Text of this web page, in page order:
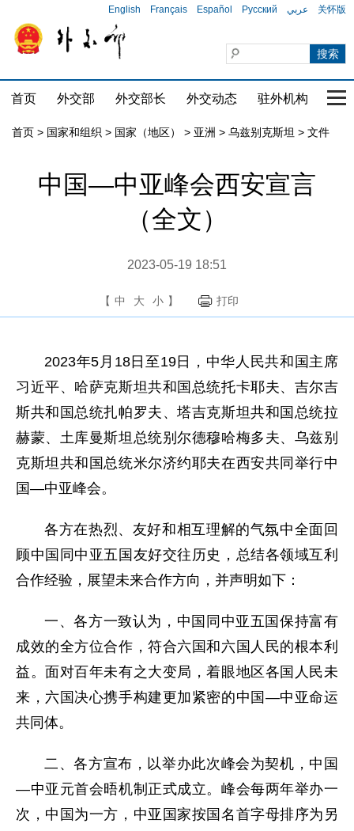
English Français Español Русский عربي 关怀版
首页 外交部 外交部长 外交动态 驻外机构 国
首页 > 国家和组织 > 国家（地区） > 亚洲 > 乌兹别克斯坦 > 文件
中国—中亚峰会西安宣言
（全文）
2023-05-19 18:51
【 中 大 小 】 打印
2023年5月18日至19日，中华人民共和国主席
习近平、哈萨克斯坦共和国总统托卡耶夫、吉尔吉
斯共和国总统扎帕罗夫、塔吉克斯坦共和国总统拉
赫蒙、土库曼斯坦总统别尔德穆哈梅多夫、乌兹别
克斯坦共和国总统米尔济约耶夫在西安共同举行中
国—中亚峰会。
各方在热烈、友好和相互理解的气氛中全面回
顾中国同中亚五国友好交往历史，总结各领域互利
合作经验，展望未来合作方向，并声明如下：
一、各方一致认为，中国同中亚五国保持富有
成效的全方位合作，符合六国和六国人民的根本利
益。面对百年未有之大变局，着眼地区各国人民未
来，六国决心携手构建更加紧密的中国—中亚命运
共同体。
二、各方宣布，以举办此次峰会为契机，中国
—中亚元首会晤机制正式成立。峰会每两年举办一
次，中国为一方，中亚国家按国名首字母排序为另